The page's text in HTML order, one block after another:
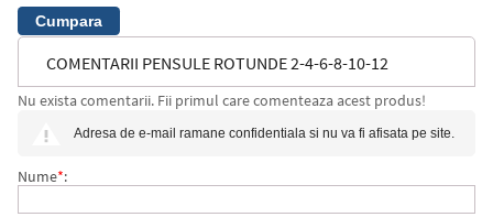
COMENTARII PENSULE ROTUNDE 2-4-6-8-10-12
Nu exista comentarii. Fii primul care comenteaza acest produs!
Adresa de e-mail ramane confidentiala si nu va fi afisata pe site.
Nume*: